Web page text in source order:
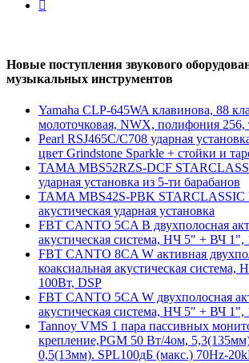
Новые поступления звукового
музыкальных инструментов
Yamaha CLP-645WA клавинова, 88
молоточковая, NWX, полифония 256,
Pearl RSJ465C/C708 ударная
цвет Grindstone Sparkle + стойки и
TAMA MBS52RZS-DCF
ударная установка из 5-ти барабанов
TAMA MBS42S-PBK STARCLASSIC
акустическая ударная установка
FBT CANTO 5CA B двухполосная
акустическая система, НЧ 5" + ВЧ
FBT CANTO 8CA W активная
коаксиальная акустическая
100Вт, DSP
FBT CANTO 5CA W двухполосная
акустическая система, НЧ 5" + ВЧ
Tannoy VMS 1 пара пассивных
крепление,PGM 50 Вт/4ом,
0,5(13мм). SPL100дБ (макс.) 70Hz-